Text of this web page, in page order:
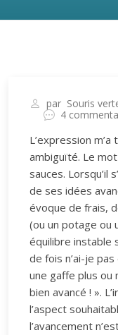
par Souris
4
L’expression
ambiguïté. Le
sauces. Lorsqu’il
de ses idées
évoque de frais,
(ou un potage ou
équilibre instable
de fois n’ai-je
une gaffe plus ou
bien avancé ! ».
l’aspect
l’avancement